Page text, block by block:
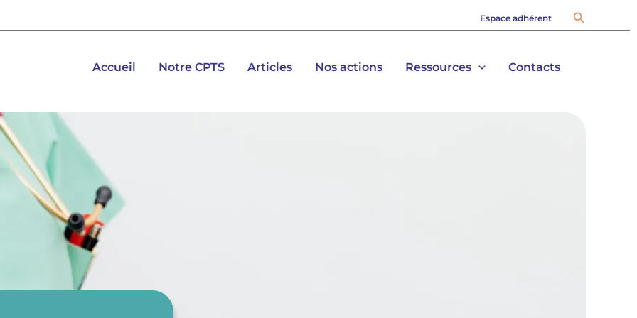
Espace adhérent
Accueil Notre CPTS Articles Nos actions Ressources Contacts